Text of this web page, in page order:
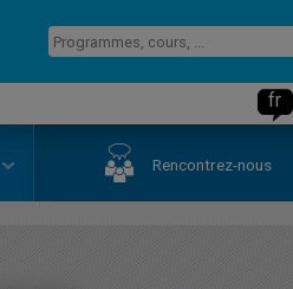
fr
Rencontrez-nous